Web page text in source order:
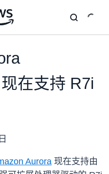
在支持 R7i
Aurora 现在支持由